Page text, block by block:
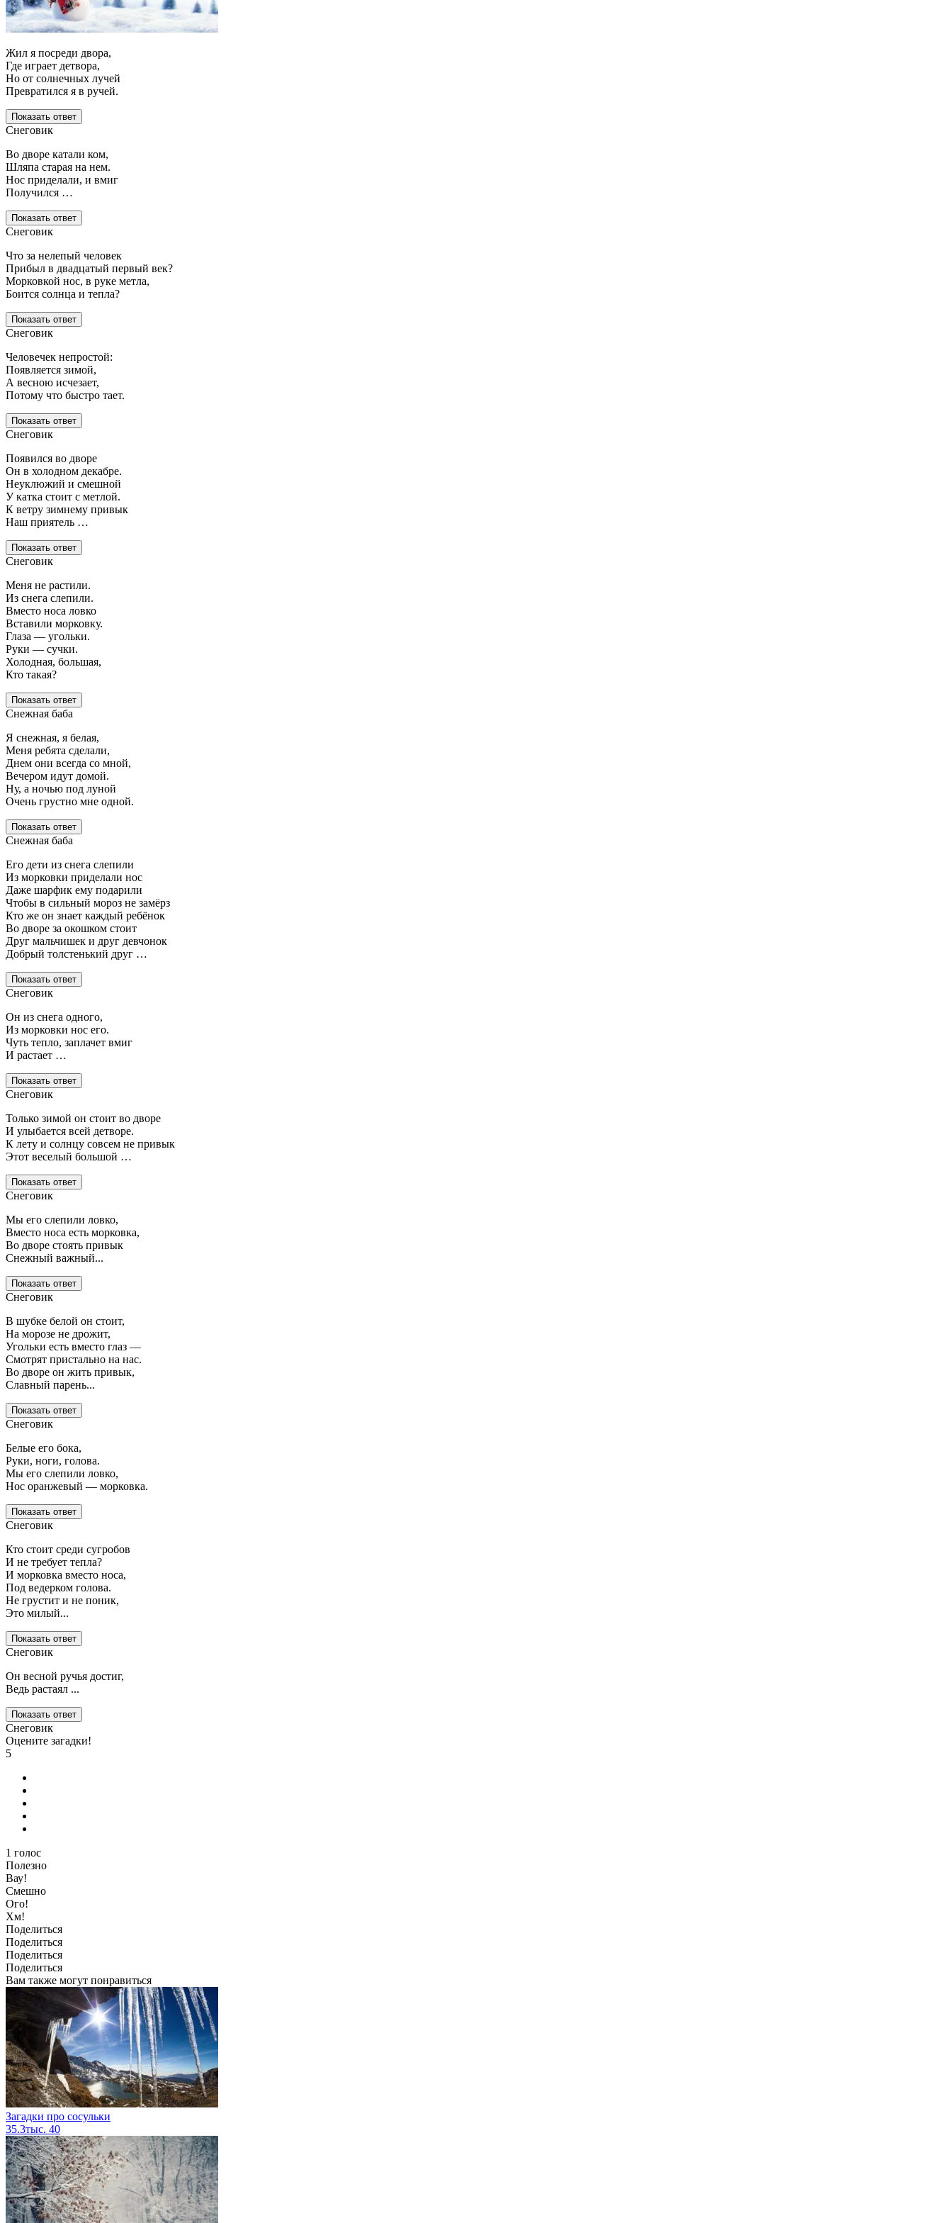
Жил я посреди двора,
Где играет детвора,
Но от солнечных лучей
Превратился я в ручей.
Показать ответ
Снеговик
Во дворе катали ком,
Шляпа старая на нем.
Нос приделали, и вмиг
Получился …
Показать ответ
Снеговик
Что за нелепый человек
Прибыл в двадцатый первый век?
Морковкой нос, в руке метла,
Боится солнца и тепла?
Показать ответ
Снеговик
Человечек непростой:
Появляется зимой,
А весною исчезает,
Потому что быстро тает.
Показать ответ
Снеговик
Появился во дворе
Он в холодном декабре.
Неуклюжий и смешной
У катка стоит с метлой.
К ветру зимнему привык
Наш приятель …
Показать ответ
Снеговик
Меня не растили.
Из снега слепили.
Вместо носа ловко
Вставили морковку.
Глаза — угольки.
Руки — сучки.
Холодная, большая,
Кто такая?
Показать ответ
Снежная баба
Я снежная, я белая,
Меня ребята сделали,
Днем они всегда со мной,
Вечером идут домой.
Ну, а ночью под луной
Очень грустно мне одной.
Показать ответ
Снежная баба
Его дети из снега слепили
Из морковки приделали нос
Даже шарфик ему подарили
Чтобы в сильный мороз не замёрз
Кто же он знает каждый ребёнок
Во дворе за окошком стоит
Друг мальчишек и друг девчонок
Добрый толстенький друг …
Показать ответ
Снеговик
Он из снега одного,
Из морковки нос его.
Чуть тепло, заплачет вмиг
И растает …
Показать ответ
Снеговик
Только зимой он стоит во дворе
И улыбается всей детворе.
К лету и солнцу совсем не привык
Этот веселый большой …
Показать ответ
Снеговик
Мы его слепили ловко,
Вместо носа есть морковка,
Во дворе стоять привык
Снежный важный...
Показать ответ
Снеговик
В шубке белой он стоит,
На морозе не дрожит,
Угольки есть вместо глаз —
Смотрят пристально на нас.
Во дворе он жить привык,
Славный парень...
Показать ответ
Снеговик
Белые его бока,
Руки, ноги, голова.
Мы его слепили ловко,
Нос оранжевый — морковка.
Показать ответ
Снеговик
Кто стоит среди сугробов
И не требует тепла?
И морковка вместо носа,
Под ведерком голова.
Не грустит и не поник,
Это милый...
Показать ответ
Снеговик
Он весной ручья достиг,
Ведь растаял ...
Показать ответ
Снеговик
Оцените загадки!
5
1 голос
Полезно
Вау!
Смешно
Ого!
Хм!
Поделиться
Поделиться
Поделиться
Поделиться
Вам также могут понравиться
Загадки про сосульки
35.3тыс. 40